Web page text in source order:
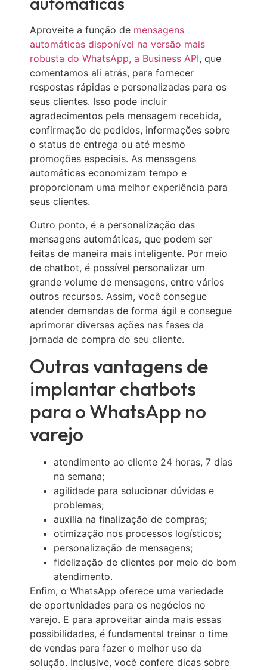
Aproveite a função de mensagens
automáticas disponível na versão mais
robusta do WhatsApp, a Business API, que
comentamos ali atrás, para fornecer
respostas rápidas e personalizadas para os
seus clientes. Isso pode incluir
agradecimentos pela mensagem recebida,
confirmação de pedidos, informações sobre
o status de entrega ou até mesmo
promoções especiais. As mensagens
automáticas economizam tempo e
proporcionam uma melhor experiência para
seus clientes.
Outro ponto, é a personalização das
mensagens automáticas, que podem ser
feitas de maneira mais inteligente. Por meio
de chatbot, é possível personalizar um
grande volume de mensagens, entre vários
outros recursos. Assim, você consegue
atender demandas de forma ágil e consegue
aprimorar diversas ações nas fases da
jornada de compra do seu cliente.
Outras vantagens de
implantar chatbots
para o WhatsApp no
varejo
atendimento ao cliente 24 horas, 7 dias
na semana;
agilidade para solucionar dúvidas e
problemas;
auxilia na finalização de compras;
otimização nos processos logísticos;
personalização de mensagens;
fidelização de clientes por meio do bom
atendimento.
Enfim, o WhatsApp oferece uma variedade
de oportunidades para os negócios no
varejo. E para aproveitar ainda mais essas
possibilidades, é fundamental treinar o time
de vendas para fazer o melhor uso da
solução. Inclusive, você confere dicas sobre